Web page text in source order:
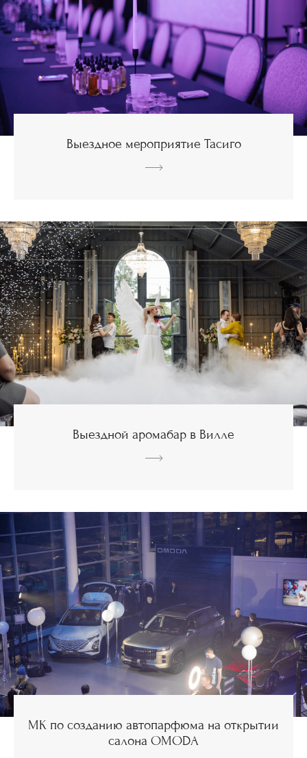
Выездное мероприятие Тасиго
Выездной аромабар в Вилле
МК по созданию автопарфюма на открытии
салона OMODA